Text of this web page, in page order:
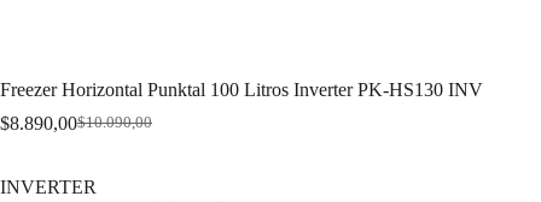
Freezer Horizontal Punktal 100 Litros Inverter PK-HS130 INV
$10.090,00
Original
$10.090,00.
$8.890,00Current
$8.890,00.
INVERTER